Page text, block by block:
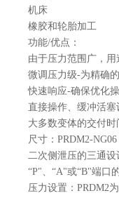
机床
橡胶和轮胎加工
功能/优点：
由于压力范围广，
微调压力级-为精确
快速响应-确保优化
直接操作、缓冲活
大多数变体的交付
尺寸：PRDM2-
二次侧泄压的三通设
“P"、“A"或“B"端口
压力设置：PRDM2